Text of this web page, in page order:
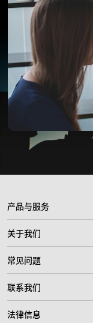
产品与服务
关于我们
常见问题
联系我们
法律信息